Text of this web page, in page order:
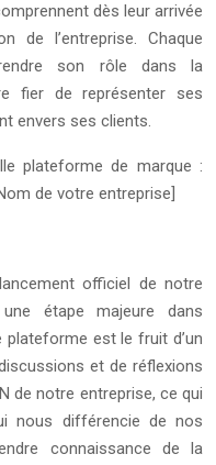
dès leur arrivée
de l’entreprise. Chaque
son rôle dans la
fier de représenter ses
envers ses clients.
plateforme de marque :
de votre entreprise]
officiel de notre
étape majeure dans
plateforme est le fruit d’un
et de réflexions
de notre entreprise, ce qui
nous différencie de nos
connaissance de la